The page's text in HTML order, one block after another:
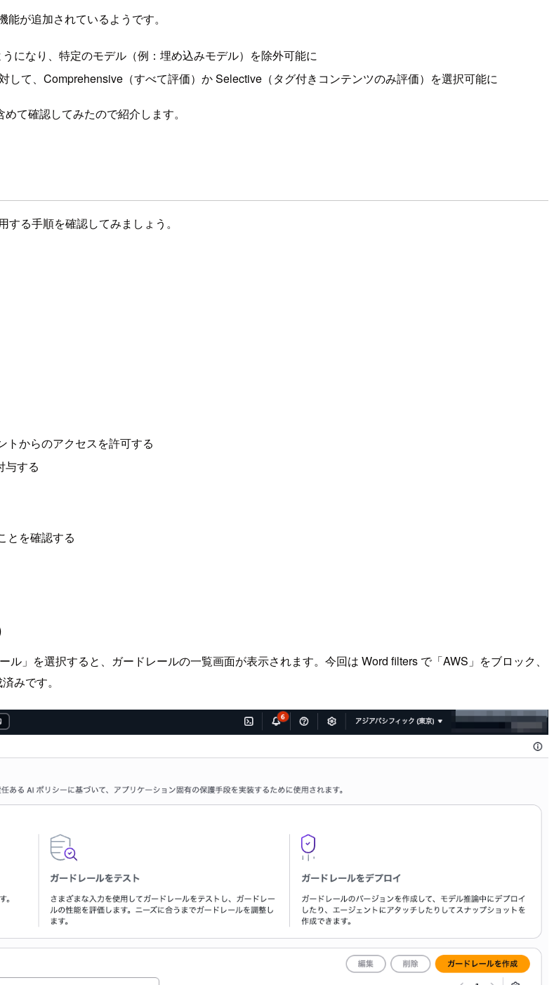
が追加されているようです。
になり、特定のモデル（例：埋め込みモデル）を除外可能に
て、Comprehensive（すべて評価）か Selective（タグ付きコンテンツのみ評価）を選択可能に
て確認してみたので紹介します。
る手順を確認してみましょう。
トからのアクセスを許可する
与する
とを確認する
」を選択すると、ガードレールの一覧画面が表示されます。今回は Word filters で「AWS」をブロック、
みです。